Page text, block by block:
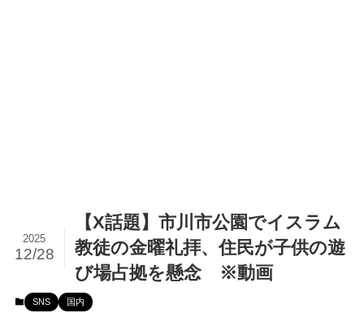
【X話題】市川市公園でイスラム
教徒の金曜礼拝、住民が子供の遊
び場占拠を懸念 ※動画
2025
12/28
SNS 国内